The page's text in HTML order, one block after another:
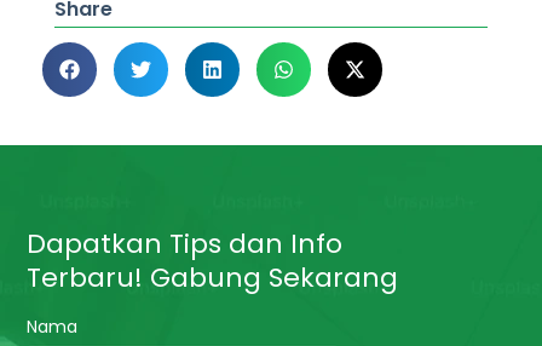
Share
Dapatkan Tips dan Info
Terbaru! Gabung Sekarang
Nama